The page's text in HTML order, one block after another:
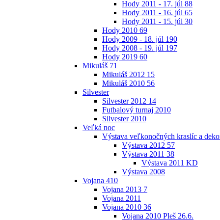
Hody 2011 - 17. júl 88
Hody 2011 - 16. júl 65
Hody 2011 - 15. júl 30
Hody 2010 69
Hody 2009 - 18. júl 190
Hody 2008 - 19. júl 197
Hody 2019 60
Mikuláš 71
Mikuláš 2012 15
Mikuláš 2010 56
Silvester
Silvester 2012 14
Futbalový turnaj 2010
Silvester 2010
Veľká noc
Výstava veľkonočných kraslíc a
Výstava 2012 57
Výstava 2011 38
Výstava 2011 KD
Výstava 2008
Vojana 410
Vojana 2013 7
Vojana 2011
Vojana 2010 36
Vojana 2010 Pleš 26.6.